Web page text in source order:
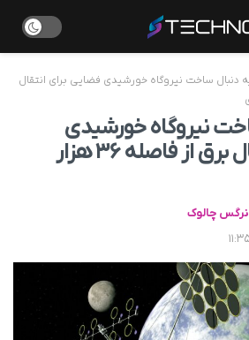
دنبال ساخت نیروگاه خورشیدی فضایی برای انتقال
نیروگاه خورشیدی
فضایی برای انتقال برق از فاصله ۳۶ هزار
نرگس چالوک